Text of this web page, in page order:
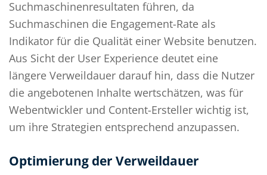
Suchmaschinenresultaten führen, da
Suchmaschinen die Engagement-Rate als
Indikator für die Qualität einer Website benutzen.
Aus Sicht der User Experience deutet eine
längere Verweildauer darauf hin, dass die Nutzer
die angebotenen Inhalte wertschätzen, was für
Webentwickler und Content-Ersteller wichtig ist,
um ihre Strategien entsprechend anzupassen.
Optimierung der Verweildauer